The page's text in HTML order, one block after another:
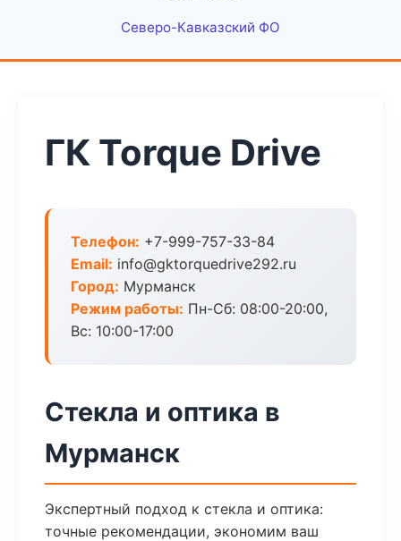
Северо-Кавказский ФО
ГК Torque Drive
Телефон: +7-999-757-33-84
Email: info@gktorquedrive292.ru
Город: Мурманск
Режим работы: Пн-Сб: 08:00-20:00,
Вс: 10:00-17:00
Стекла и оптика в
Мурманск
Экспертный подход к стекла и оптика:
точные рекомендации, экономим ваш